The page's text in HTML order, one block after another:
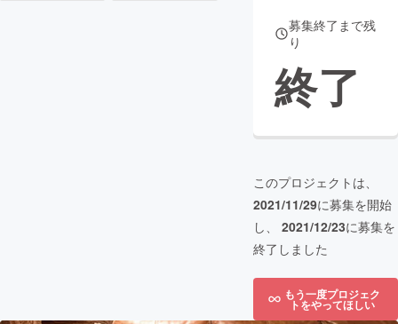
募集終了まで残
り
終了
このプロジェクトは、
2021/11/29に募集を開始
し、 2021/12/23に募集を
終了しました
もう一度プロジェク
トをやってほしい